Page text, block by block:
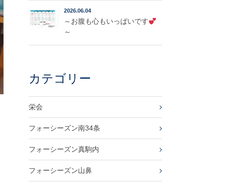
2026.06.04
～お腹も心もいっぱいです
～
カテゴリー
栄会
フォーシーズン南34条
フォーシーズン真駒内
フォーシーズン山鼻